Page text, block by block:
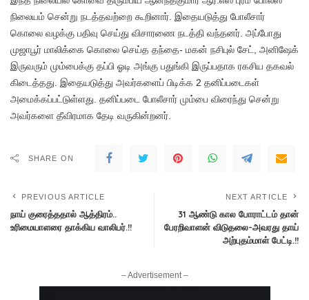
நிலையம் சென்று நடத்தவற்றை கூறினார்.‌ இதையடுத்து போலீசார்
கொலை வழக்கு பதிவு செய்து விசாரணை நடத்தி வந்தனர்.‌ அப்போது
முஜாபூர் மாலிக்கை கொலை செய்த தந்தை- மகன் நசிபுல் சேட், அனிஷேக்
இருவரும் மும்பைக்கு தப்பி ஓடி அங்கு பதுங்கி இருப்பதாக ரகசிய தகவல்
கிடைத்தது. இதையடுத்து அவர்களைப் பிடிக்க 2 தனிப்படைகள்
அமைக்கப்பட்டுள்ளது. தனிப்படை போலீசார் மும்பை விரைந்து சென்று
அவர்களை தீவிரமாக தேடி வருகின்றனர்.
SHARE ON
PREVIOUS ARTICLE
நாய் குரைத்ததால் ஆத்திரம்..
உரிமையாளரை தாக்கிய வாலிபர்.!!
NEXT ARTICLE
31 ஆண்டு கால போராட்டம் தான்
பேரறிவாளன் விடுதலை-அவரது தாய்
அற்புதம்மாள் பேட்டி.!!
– Advertisement –